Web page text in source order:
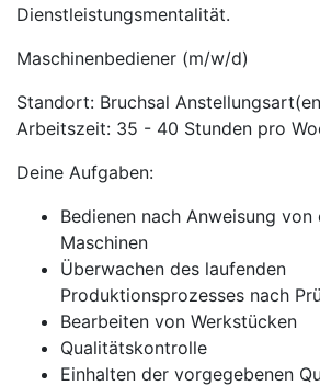
Dienstleistungsmentalität.
Maschinenbediener (m/w/d)
Standort: Bruchsal
Arbeitszeit: 35 - 40 Stunden pro
Deine Aufgaben:
Bedienen nach Anweisung von
Maschinen
Überwachen des laufenden
Produktionsprozesses nach
Bearbeiten von Werkstücken
Qualitätskontrolle
Einhalten der vorgegebenen